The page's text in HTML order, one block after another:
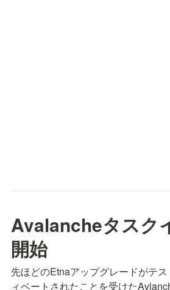
Avalancheタスク
開始
先ほどのEtnaアップグレードがテ
ィベートされたことを受けた